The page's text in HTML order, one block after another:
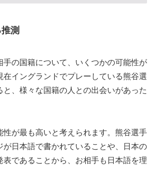
測
手の国籍について、いくつかの可能性が
在イングランドでプレーしている熊谷選
と、様々な国籍の人との出会いがあった
性が最も高いと考えられます。熊谷選手
が日本語で書かれていることや、日本の
表であることから、お相手も日本語を理